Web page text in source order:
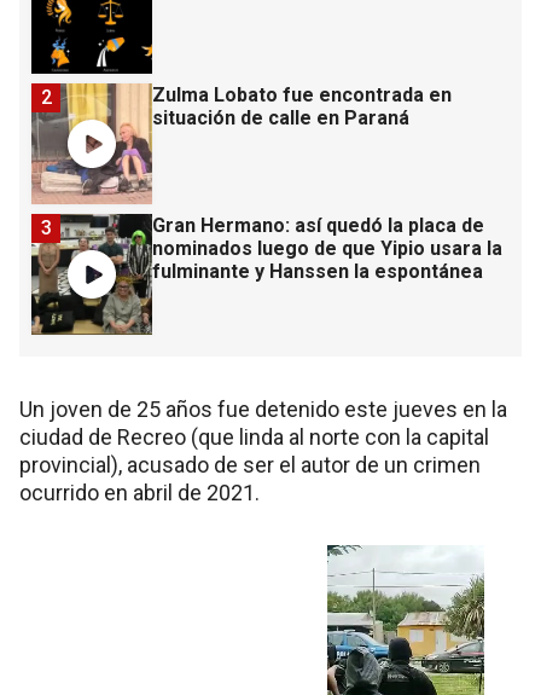
Zulma Lobato fue encontrada en
situación de calle en Paraná
2
Gran Hermano: así quedó la placa de
nominados luego de que Yipio usara la
fulminante y Hanssen la espontánea
3
Un joven de 25 años fue detenido este jueves en la
ciudad de Recreo (que linda al norte con la capital
provincial), acusado de ser el autor de un crimen
ocurrido en abril de 2021.